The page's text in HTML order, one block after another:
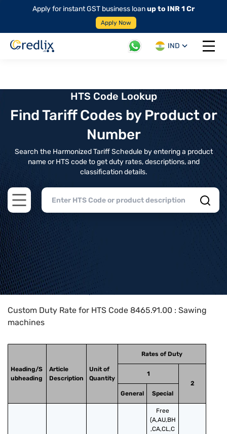
Apply for instant GST business loanup to INR 1 Cr
Apply Now
IND
Open
HTS Code Lookup
Find Tariff Codes by Product or
Number
Search the Harmonized Tariff Schedule by entering a product
name or HTS code to get duty rates, descriptions, and
classification details.
Open main menu
Home>HTS Codes> Chapter
Custom Duty Rate for HTS Code 8465.91.00 : Sawing
machines
Heading/S
ubheading
Article
Description
Unit of
Quantity
Rates of Duty
1
2
General
Special
Free
(A,AU,BH
,CA,CL,C